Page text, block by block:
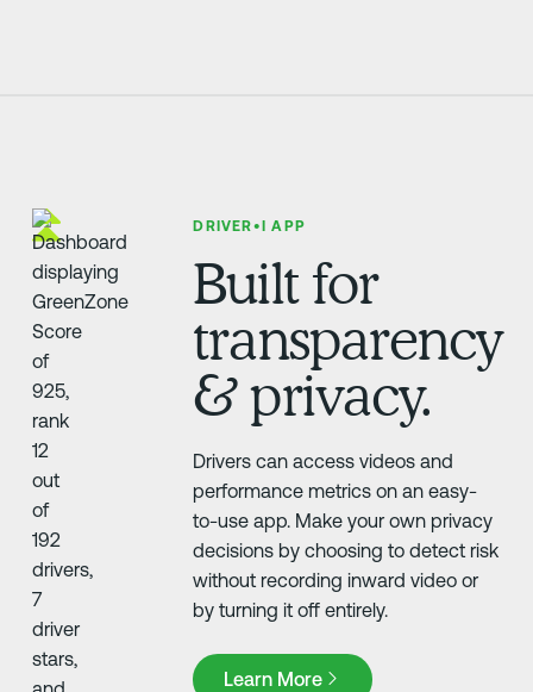
DRIVER•I APP
Built for
transparency
& privacy.
Drivers can access videos and
performance metrics on an easy-
to-use app. Make your own privacy
decisions by choosing to detect risk
without recording inward video or
by turning it off entirely.
Learn More
Learn More